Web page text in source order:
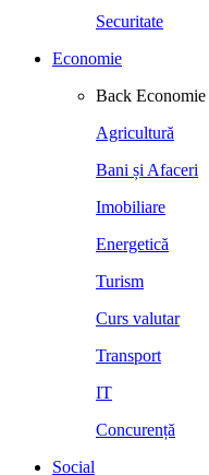
Securitate
Economie
Back Economie
Agricultură
Bani și Afaceri
Imobiliare
Energetică
Turism
Curs valutar
Transport
IT
Concurență
Social